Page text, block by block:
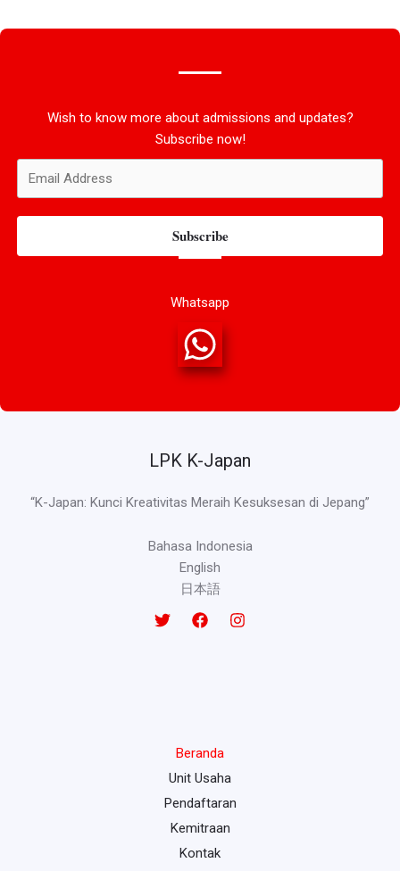
Wish to know more about admissions and updates?
Subscribe now!
Subscribe
Whatsapp
LPK K-Japan
“K-Japan: Kunci Kreativitas Meraih Kesuksesan di Jepang”
Bahasa Indonesia
English
日本語
Beranda
Unit Usaha
Pendaftaran
Kemitraan
Kontak